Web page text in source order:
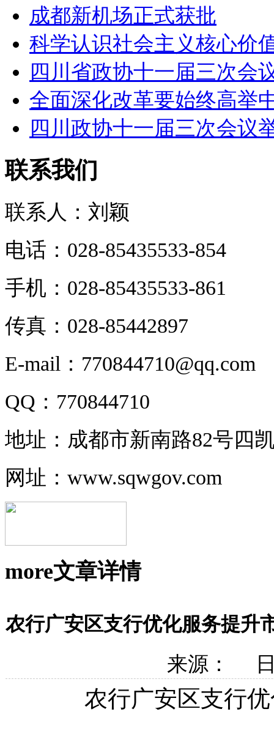
成都新机场正式获批
科学认识社会主义核心价
四川省政协十一届三次会
全面深化改革要始终高举
四川政协十一届三次会议
联系我们
联系人：刘颖
电话：028-85435533-854
手机：028-85435533-861
传真：028-85442897
E-mail：770844710@qq.com
QQ：770844710
地址：成都市新南路82号四
网址：www.sqwgov.com
more文章详情
农行广安区支行优化服务提升
来源： 日
农行广安区支行